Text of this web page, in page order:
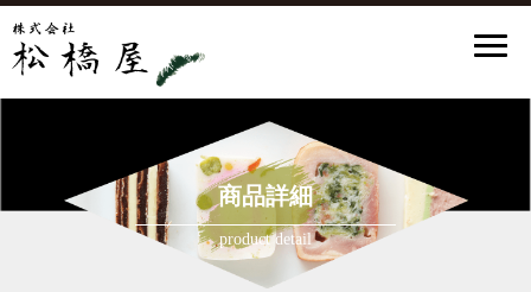
商品詳細
product detail